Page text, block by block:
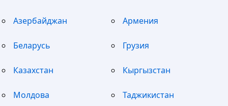
Азербайджан Армения
Беларусь Грузия
Казахстан Кыргызстан
Молдова Таджикистан